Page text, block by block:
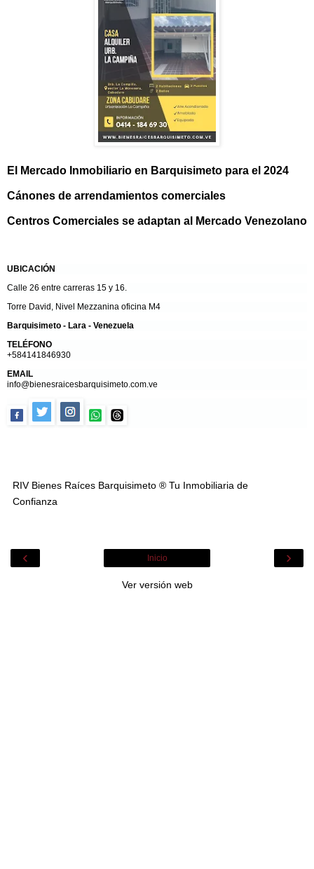
El Mercado Inmobiliario en Barquisimeto para el 2024
Cánones de arrendamientos comerciales
Centros Comerciales se adaptan al Mercado Venezolano
UBICACIÓN
Calle 26 entre carreras 15 y 16.
Torre David, Nivel Mezzanina oficina M4
Barquisimeto - Lara - Venezuela
TELÉFONO
+584141846930
EMAIL
info@bienesraicesbarquisimeto.com.ve
RIV Bienes Raíces Barquisimeto ® Tu Inmobiliaria de
Confianza
‹ ›
Inicio
Ver versión web